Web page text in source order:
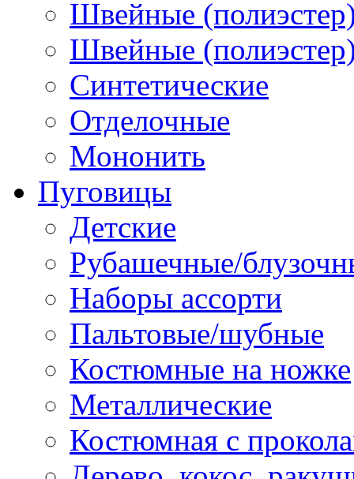
Швейные
Швейные
Синтетические
Отделочные
Мононить
Пуговицы
Детские
Рубашечные/
Наборы ассорти
Пальтовые/шубные
Костюмные на ножке
Металлические
Костюмная с